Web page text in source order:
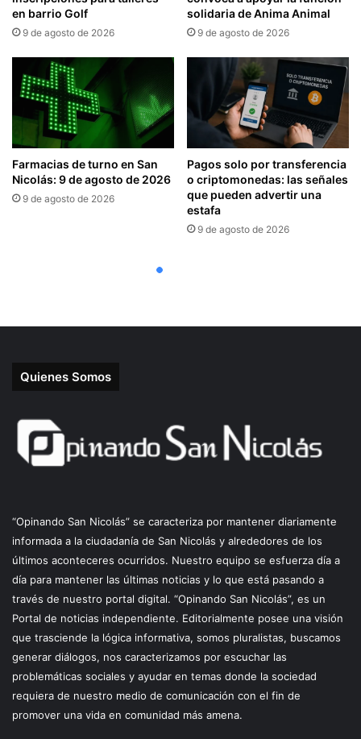
Quienes Somos
“Opinando San Nicolás” se caracteriza por mantener diariamente
informada a la ciudadanía de San Nicolás y alrededores de los
últimos aconteceres ocurridos. Nuestro equipo se esfuerza día a
día para mantener las últimas noticias y lo que está pasando a
través de nuestro portal digital. “Opinando San Nicolás”, es un
Portal de noticias independiente. Editorialmente posee una visión
que trasciende la lógica informativa, somos pluralistas, buscamos
generar diálogos, nos caracterizamos por escuchar las
problemáticas sociales y ayudar en temas donde la sociedad
requiera de nuestro medio de comunicación con el fin de
promover una vida en comunidad más amena.